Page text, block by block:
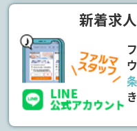
新着求